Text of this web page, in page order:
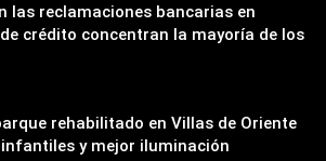
las reclamaciones bancarias en
crédito concentran la mayoría de los
rehabilitado en Villas de Oriente
y mejor iluminación